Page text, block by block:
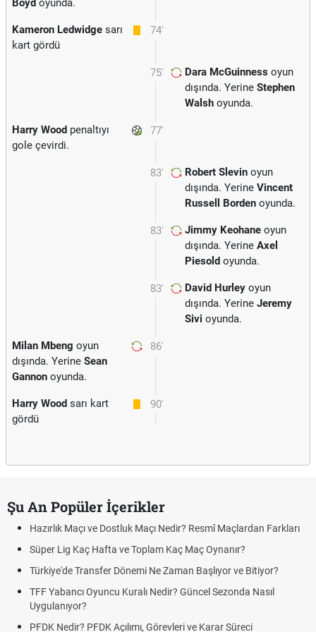
Boyd oyunda.
74'
Kameron Ledwidge sarı
kart gördü
75' Dara McGuinness oyun
dışında. Yerine Stephen
Walsh oyunda.
77'
Harry Wood penaltıyı
gole çevirdi.
83' Robert Slevin oyun
dışında. Yerine Vincent
Russell Borden oyunda.
83' Jimmy Keohane oyun
dışında. Yerine Axel
Piesold oyunda.
83' David Hurley oyun
dışında. Yerine Jeremy
Sivi oyunda.
86'
Milan Mbeng oyun
dışında. Yerine Sean
Gannon oyunda.
90'
Harry Wood sarı kart
gördü
Şu An Popüler İçerikler
Maçı ve Dostluk Maçı Nedir? Resmî Maçlardan Farkları
Kaç Hafta ve Toplam Kaç Maç Oynanır?
Transfer Dönemi Ne Zaman Başlıyor ve Bitiyor?
Oyuncu Kuralı Nedir? Güncel Sezonda Nasıl
PFDK Açılımı, Görevleri ve Karar Süreci
Puan
Futbol